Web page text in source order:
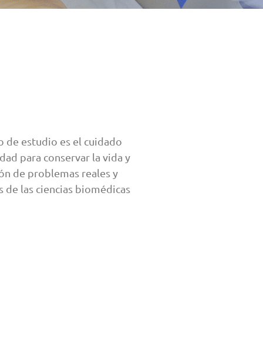
de estudio es el cuidado
para conservar la vida y
de problemas reales y
las ciencias biomédicas